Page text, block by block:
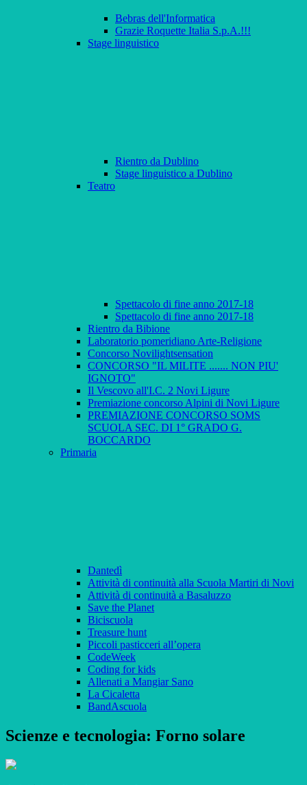
Bebras dell'Informatica
Grazie Roquette Italia S.p.A.!!!
Stage linguistico
Rientro da Dublino
Stage linguistico a Dublino
Teatro
Spettacolo di fine anno 2017-18
Spettacolo di fine anno 2017-18
Rientro da Bibione
Laboratorio pomeridiano Arte-Religione
Concorso Novilightsensation
CONCORSO "IL MILITE ....... NON PIU'
IGNOTO"
Il Vescovo all'I.C. 2 Novi Ligure
Premiazione concorso Alpini di Novi Ligure
PREMIAZIONE CONCORSO SOMS
SCUOLA SEC. DI 1° GRADO G.
BOCCARDO
Primaria
Dantedì
Attività di continuità alla Scuola Martiri di Novi
Attività di continuità a Basaluzzo
Save the Planet
Biciscuola
Treasure hunt
Piccoli pasticceri all’opera
CodeWeek
Coding for kids
Allenati a Mangiar Sano
La Cicaletta
BandAscuola
Scienze e tecnologia: Forno solare